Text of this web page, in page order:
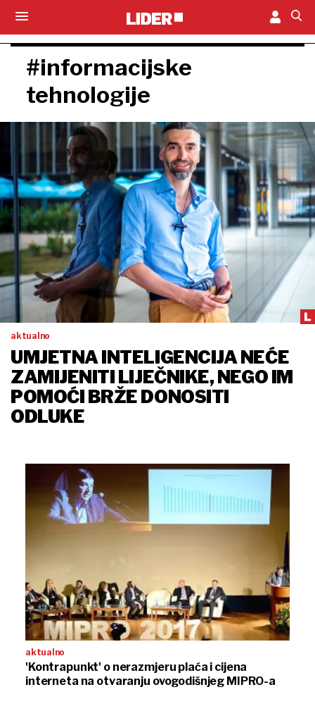
#informacijske
tehnologije
aktualno
UMJETNA INTELIGENCIJA NEĆE
ZAMIJENITI LIJEČNIKE, NEGO IM
POMOĆI BRŽE DONOSITI
ODLUKE
aktualno
'Kontrapunkt' o nerazmjeru plaća i cijena
interneta na otvaranju ovogodišnjeg MIPRO-a